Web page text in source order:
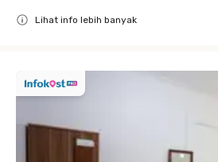
Lihat info lebih banyak